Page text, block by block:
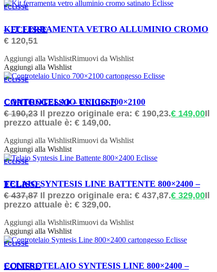
ECLISSE
ORDINABILE
KIT FERRAMENTA VETRO ALLUMINIO CROMO – ECLISSE
€ 120,51
Aggiungi alla WishlistRimuovi da Wishlist
Aggiungi alla Wishlist
ECLISSE
ORDINABILE
CONTROTELAIO UNICO 700×2100 CARTONGESSO – ECLISSE
€190,23 Il prezzo originale era: € 190,23.€ 149,00Il
prezzo attuale è: € 149,00.
Aggiungi alla WishlistRimuovi da Wishlist
Aggiungi alla Wishlist
ECLISSE
ORDINABILE
TELAIO SYNTESIS LINE BATTENTE 800×2400 – ECLISSE
€437,87 Il prezzo originale era: € 437,87.€ 329,00Il
prezzo attuale è: € 329,00.
Aggiungi alla WishlistRimuovi da Wishlist
Aggiungi alla Wishlist
ECLISSE
ORDINABILE
CONTROTELAIO SYNTESIS LINE 800×2400 – ECLISSE